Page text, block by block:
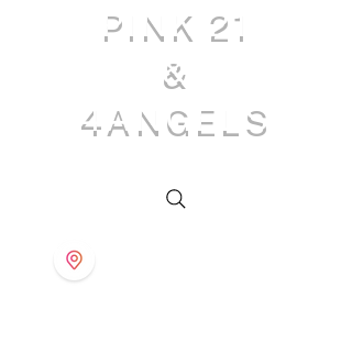
PINK 21
&
4ANGELS